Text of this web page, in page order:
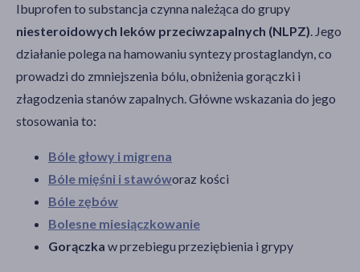
Ibuprofen to substancja czynna należąca do grupy
niesteroidowych leków przeciwzapalnych (NLPZ). Jego
działanie polega na hamowaniu syntezy prostaglandyn, co
prowadzi do zmniejszenia bólu, obniżenia gorączki i
złagodzenia stanów zapalnych. Główne wskazania do jego
stosowania to:
Bóle głowy i migrena
Bóle mięśni i stawóworaz kości
Bóle zębów
Bolesne miesiączkowanie
Gorączka w przebiegu przeziębienia i grypy